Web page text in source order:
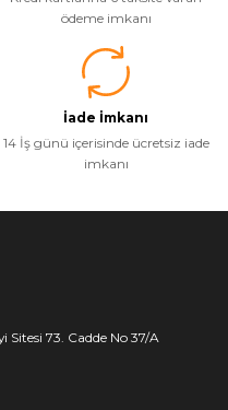
ödeme imkanı
İade İmkanı
14 İş günü içerisinde ücretsiz iade
imkanı
Sitesi 73. Cadde No 37/A